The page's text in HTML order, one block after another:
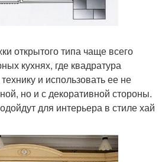
открытого типа чаще всего
кухнях, где квадратура
и использовать ее не
но и с декоративной стороны.
для интерьера в стиле хай